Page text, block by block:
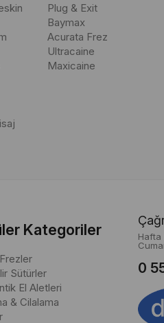
işlemi için yüzeyi
Plug & Exit
Baymax
Acurata Frez
Ultracaine
Maxicaine
Kategoriler
Sütürler
El Aletleri
& Cilalama
Hafta
0